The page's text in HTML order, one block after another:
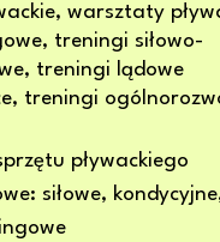
warsztaty
treningi siłowo-
treningi lądowe
treningi
pływackiego
siłowe,